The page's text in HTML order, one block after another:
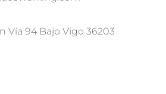
Vía 94 Bajo Vigo 36203